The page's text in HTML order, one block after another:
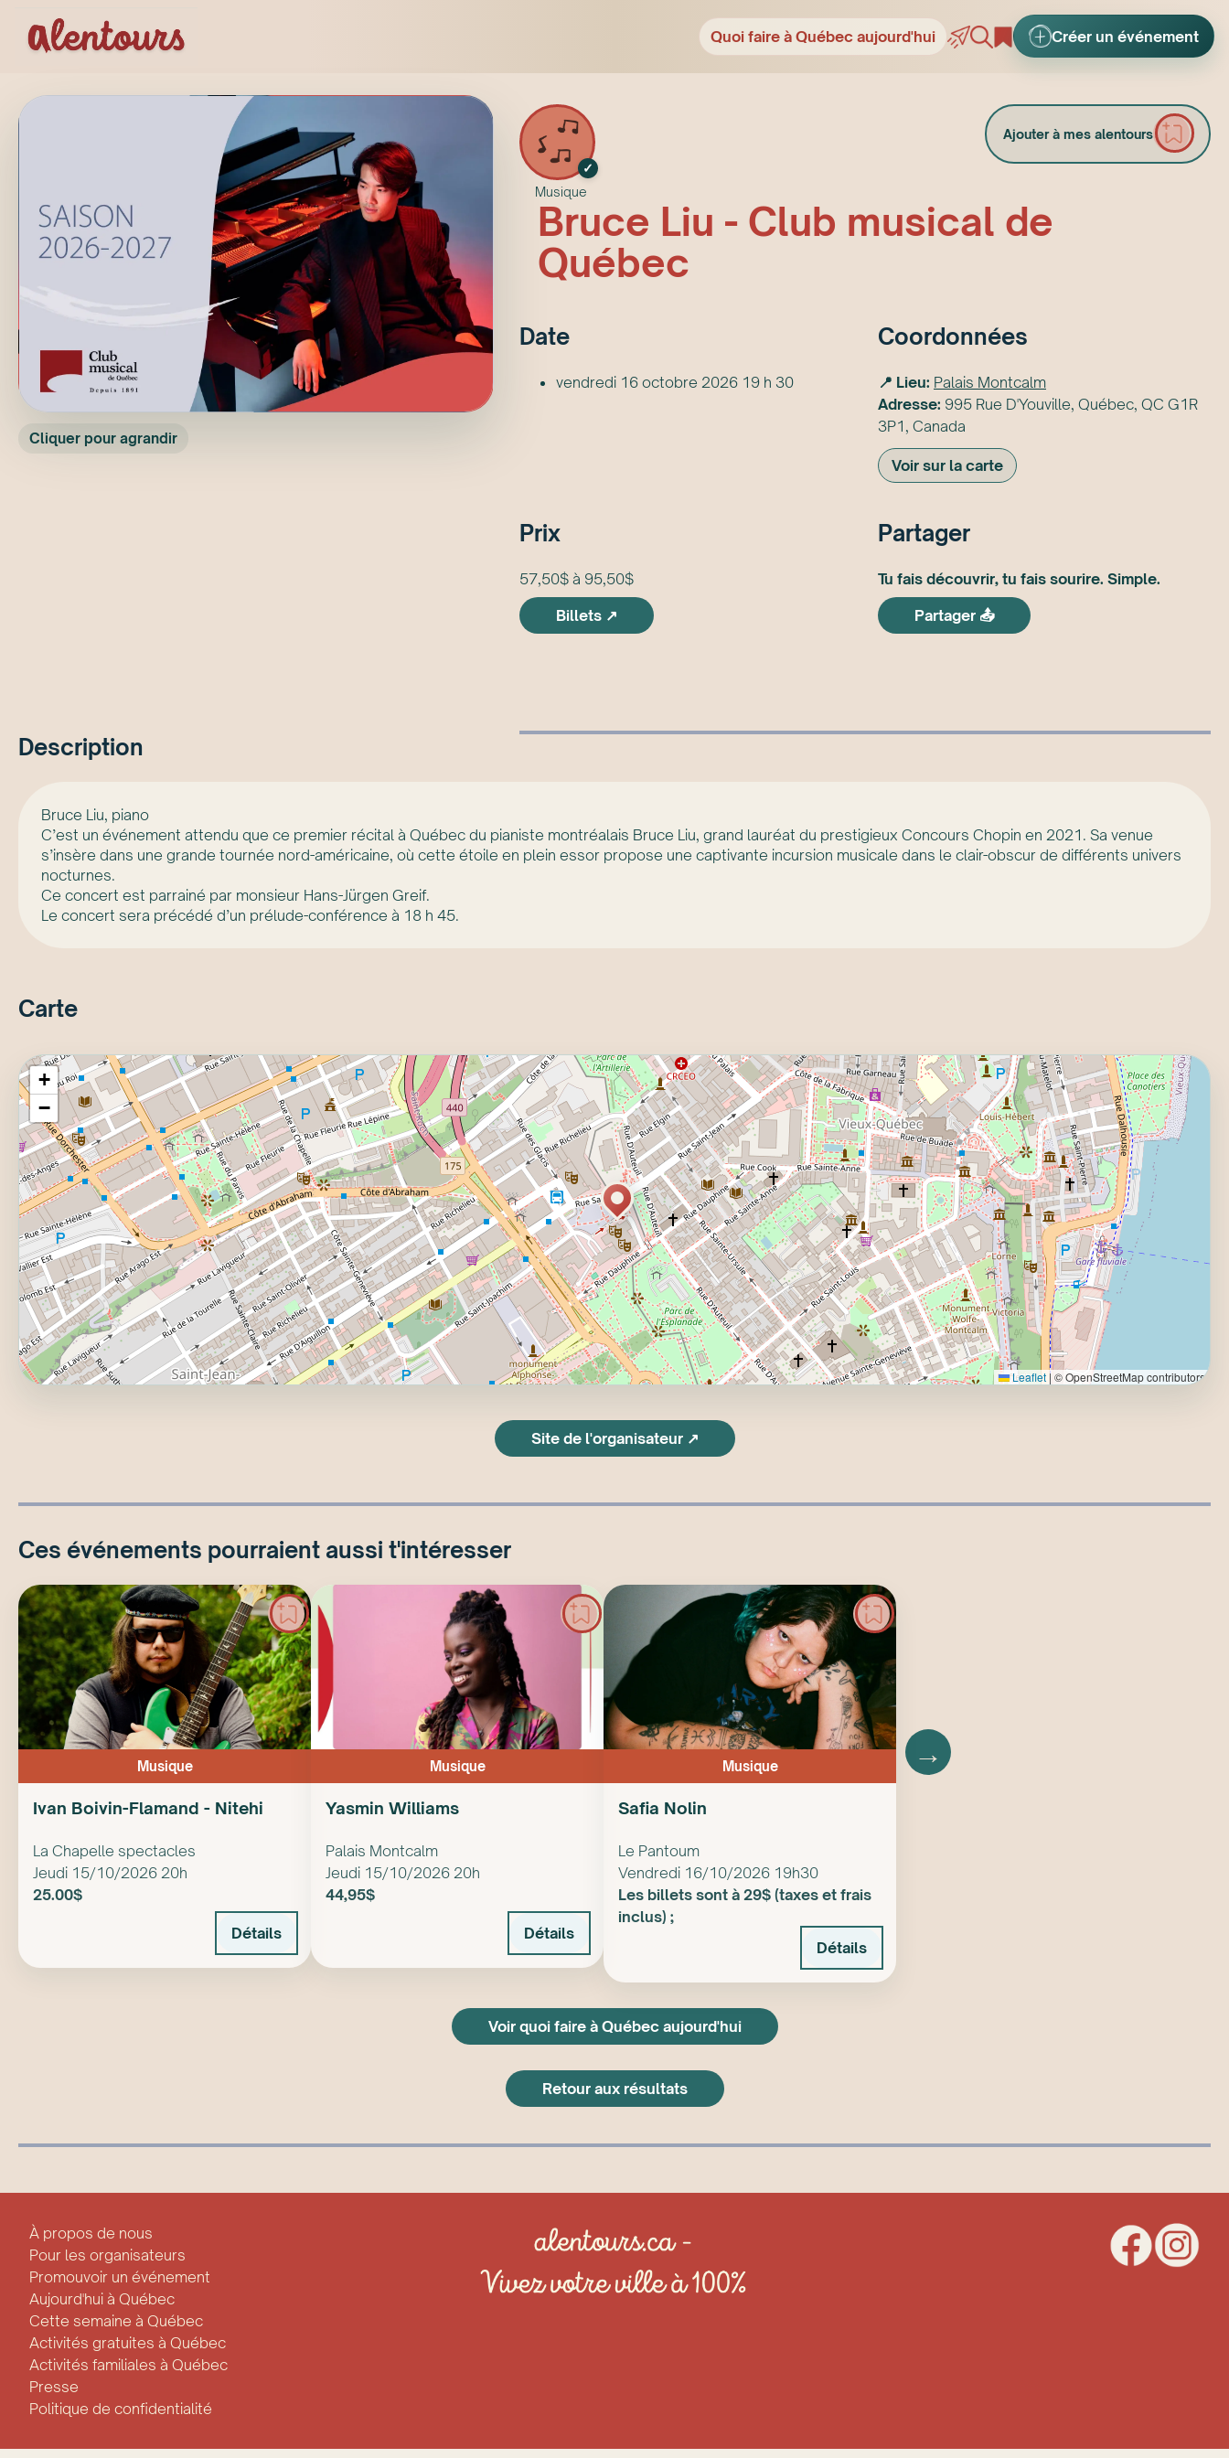
Quoi faire à Québec aujourd'hui Créer un événement
Cliquer pour agrandir
✓
Musique
Ajouter à mes alentours
Bruce Liu - Club musical de
Québec
Date
vendredi 16 octobre 2026 19 h 30
Coordonnées
📍 Lieu: Palais Montcalm
Adresse: 995 Rue D'Youville, Québec, QC G1R
3P1, Canada
Voir sur la carte
Prix
57,50$ à 95,50$
Billets ↗
Partager
Tu fais découvrir, tu fais sourire. Simple.
Partager 📤
Description
Bruce Liu, piano
C’est un événement attendu que ce premier récital à Québec du pianiste montréalais Bruce Liu, grand lauréat du prestigieux Concours Chopin en 2021. Sa venue
s’insère dans une grande tournée nord-américaine, où cette étoile en plein essor propose une captivante incursion musicale dans le clair-obscur de différents univers
nocturnes.
Ce concert est parrainé par monsieur Hans-Jürgen Greif.
Le concert sera précédé d’un prélude-conférence à 18 h 45.
Carte
+
−
Leaflet | © OpenStreetMap contributors
Site de l'organisateur ↗
Ces événements pourraient aussi t'intéresser
Musique
Ivan Boivin-Flamand - Nitehi
La Chapelle spectacles
Jeudi 15/10/2026 20h
25.00$
Détails
Musique
Yasmin Williams
Palais Montcalm
Jeudi 15/10/2026 20h
44,95$
Détails
Musique
Safia Nolin
Le Pantoum
Vendredi 16/10/2026 19h30
Les billets sont à 29$ (taxes et frais
inclus) ;
Détails
→
Voir quoi faire à Québec aujourd'hui
Retour aux résultats
À propos de nous
Pour les organisateurs
Promouvoir un événement
Aujourd'hui à Québec
Cette semaine à Québec
Activités gratuites à Québec
Activités familiales à Québec
Presse
Politique de confidentialité